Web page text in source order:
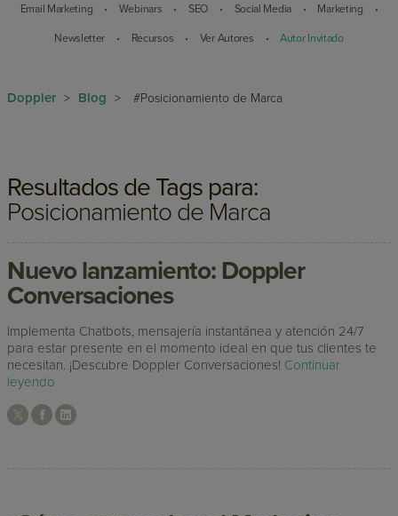
Email Marketing • Webinars • SEO • Social Media • Marketing •
Newsletter • Recursos • Ver Autores • Autor Invitado
Doppler > Blog > #Posicionamiento de Marca
Resultados de Tags para:
Posicionamiento de Marca
Nuevo lanzamiento: Doppler
Conversaciones
Implementa Chatbots, mensajería instantánea y atención 24/7
para estar presente en el momento ideal en que tus clientes te
necesitan. ¡Descubre Doppler Conversaciones! Continuar
leyendo